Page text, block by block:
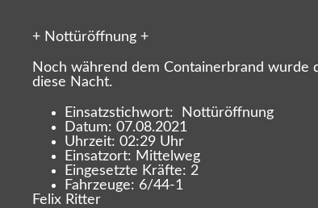
+ Nottüröffnung +
Noch während dem Containerbrand
diese Nacht.
Einsatzstichwort: Nottüröffnung
Datum: 07.08.2021
Uhrzeit: 02:29 Uhr
Einsatzort: Mittelweg
Eingesetzte Kräfte: 2
Fahrzeuge: 6/44-1
Felix Ritter